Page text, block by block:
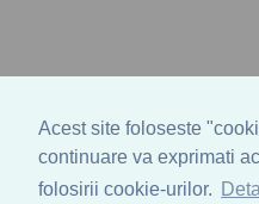
Acest site foloseste
continuare va exprimati
folosirii cookie-urilor.